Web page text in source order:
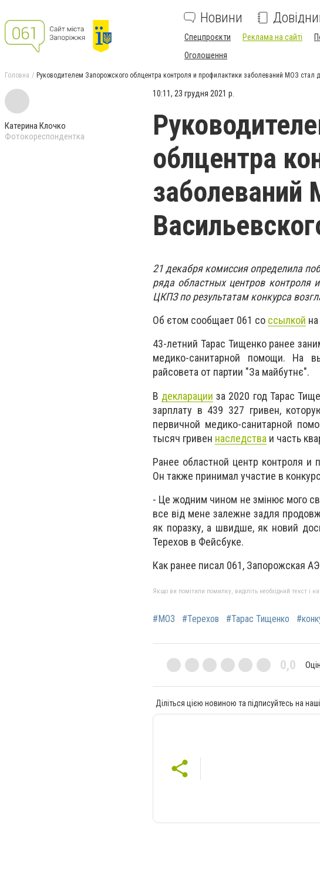
Новини
Спецпроєкти Реклама на сайті
Оголошення
Головна Руководителем Запорожского облцентра контроля и профилактики заболеваний МОЗ стал
Катерина Клочко
Фотокореспондентка
10:11, 23 грудня 2021 р.
облцентра
заболеваний
21 декабря комиссия определила
ряда областных центров контроля
ЦКПЗ по результатам конкурса
Об єтом сообщает 061 со ссылкой
43-летний Тарас Тищенко ранее
медико-санитарной помощи. На
райсовета от партии "За майбутнє".
В декларации за 2020 год Тарас
зарплату в 439 327 гривен,
первичной медико-санитарной
тысяч гривен наследства и часть
Ранее областной центр контроля и
Он также принимал участие в
- Це жодним чином не змінює мого
все від мене залежне задля
як поразку, а швидше, як новий
Терехов в Фейсбуке.
Как ранее писал 061, Запорожская
Якщо ви помітили помилку, виділіть необхідний текст і
#МОЗ #Терехов #Тарас Тищенко
0,0
Діліться цією новиною та підписуйтесь на